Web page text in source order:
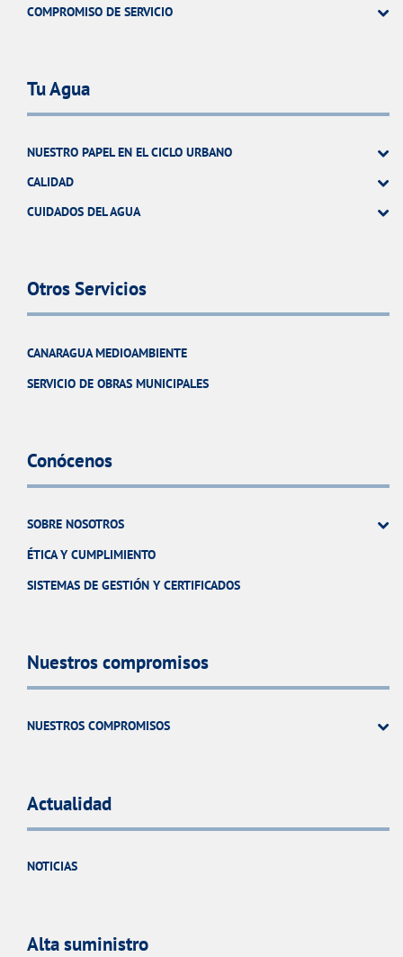
COMPROMISO DE SERVICIO
Tu Agua
NUESTRO PAPEL EN EL CICLO URBANO
CALIDAD
CUIDADOS DEL AGUA
Otros Servicios
CANARAGUA MEDIOAMBIENTE
SERVICIO DE OBRAS MUNICIPALES
Conócenos
SOBRE NOSOTROS
ÉTICA Y CUMPLIMIENTO
SISTEMAS DE GESTIÓN Y CERTIFICADOS
Nuestros compromisos
NUESTROS COMPROMISOS
Actualidad
NOTICIAS
Alta suministro